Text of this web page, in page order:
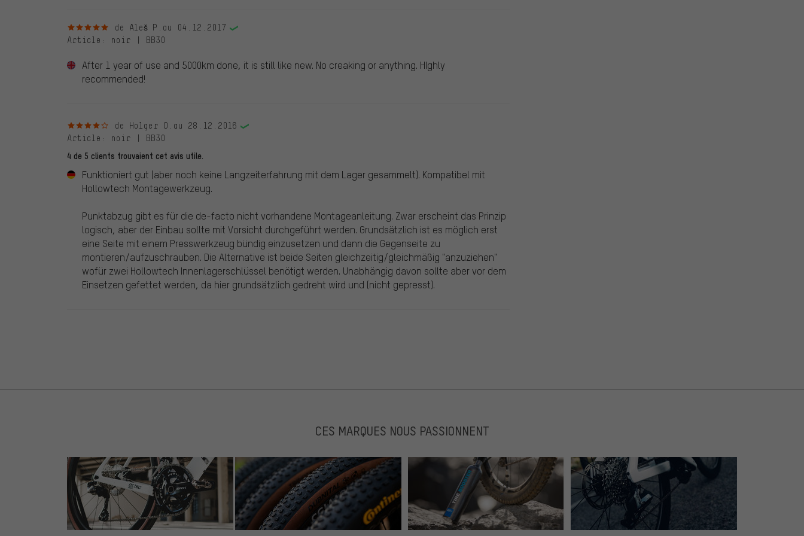
5 sur 5 étoilesde Aleš P. au 04.12.2017
Article : noir | BB30
After 1 year of use and 5000km done, it is still like new. No creaking or anything. HIghly
recommended!
4 sur 5 étoilesde Holger O. au 28.12.2016
Article : noir | BB30
4 de 5 clients trouvaient cet avis utile.
Funktioniert gut (aber noch keine Langzeiterfahrung mit dem Lager gesammelt). Kompatibel mit
Hollowtech Montagewerkzeug.
Punktabzug gibt es für die de-facto nicht vorhandene Montageanleitung. Zwar erscheint das Prinzip
logisch, aber der Einbau sollte mit Vorsicht durchgeführt werden. Grundsätzlich ist es möglich erst
eine Seite mit einem Presswerkzeug bündig einzusetzen und dann die Gegenseite zu
montieren/aufzuschrauben. Die Alternative ist beide Seiten gleichzeitig/gleichmäßig "anzuziehen"
wofür zwei Hollowtech Innenlagerschlüssel benötigt werden. Unabhängig davon sollte aber vor dem
Einsetzen gefettet werden, da hier grundsätzlich gedreht wird und (nicht gepresst).
CES MARQUES NOUS PASSIONNENT